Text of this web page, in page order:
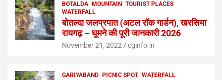
BOTALDA MOUNTAIN
TOURIST PLACES
WATERFALL
बोतल्दा जलप्रपात (अटल रॉक गार्डन), खरसिया
रायगढ़ – घूमने की पूरी जानकारी 2026
November 21, 2022 cginfo.in
GARIYABAND PICNIC SPOT WATERFALL